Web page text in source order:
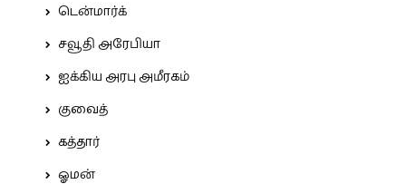
டென்மார்க்
சவூதி அரேபியா
ஐக்கிய அரபு அமீரகம்
குவைத்
கத்தார்
ஓமன்